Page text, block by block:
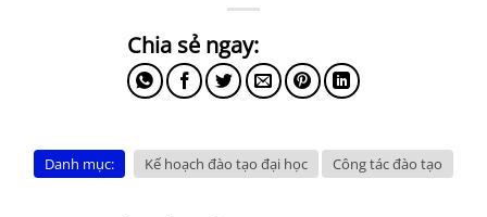
Danh mục: Kế hoạch đào tạo đại học Công tác đào tạo